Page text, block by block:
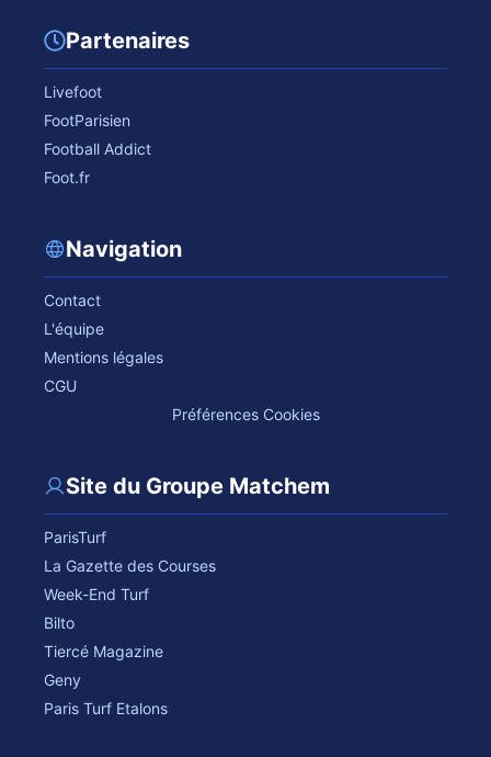
Partenaires
Livefoot
FootParisien
Football Addict
Foot.fr
Navigation
Contact
L'équipe
Mentions légales
CGU
Préférences Cookies
Site du Groupe Matchem
ParisTurf
La Gazette des Courses
Week-End Turf
Bilto
Tiercé Magazine
Geny
Paris Turf Etalons